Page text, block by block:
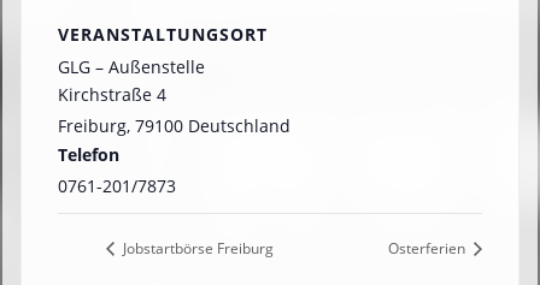
VERANSTALTUNGSORT
GLG – Außenstelle
Kirchstraße 4
Freiburg, 79100 Deutschland
Telefon
0761-201/7873
Jobstartbörse Freiburg Osterferien